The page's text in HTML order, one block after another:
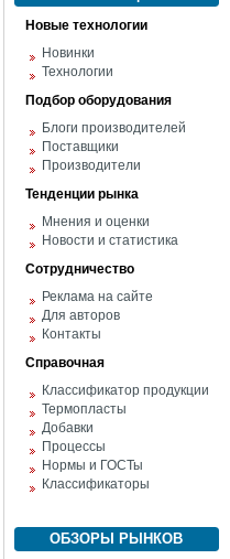
Новые технологии
Новинки
Технологии
Подбор оборудования
Блоги производителей
Поставщики
Производители
Тенденции рынка
Мнения и оценки
Новости и статистика
Сотрудничество
Реклама на сайте
Для авторов
Контакты
Справочная
Классификатор продукции
Термопласты
Добавки
Процессы
Нормы и ГОСТы
Классификаторы
ОБЗОРЫ РЫНКОВ